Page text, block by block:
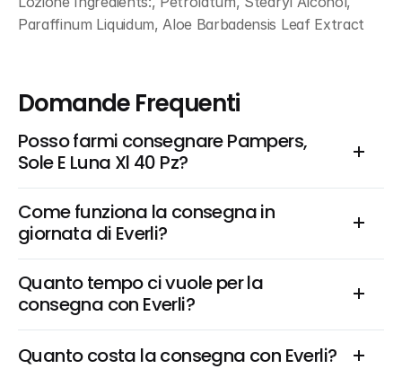
Paraffinum Liquidum, Aloe Barbadensis Leaf Extract
Domande Frequenti
Posso farmi consegnare Pampers,
Sole E Luna Xl 40 Pz?
Come funziona la consegna in
giornata di Everli?
Quanto tempo ci vuole per la
consegna con Everli?
Quanto costa la consegna con Everli?